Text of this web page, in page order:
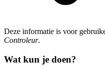
Deze informatie is voor
Controleur.
Wat kun je doen?